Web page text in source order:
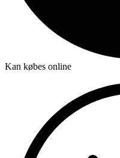
Kan købes online